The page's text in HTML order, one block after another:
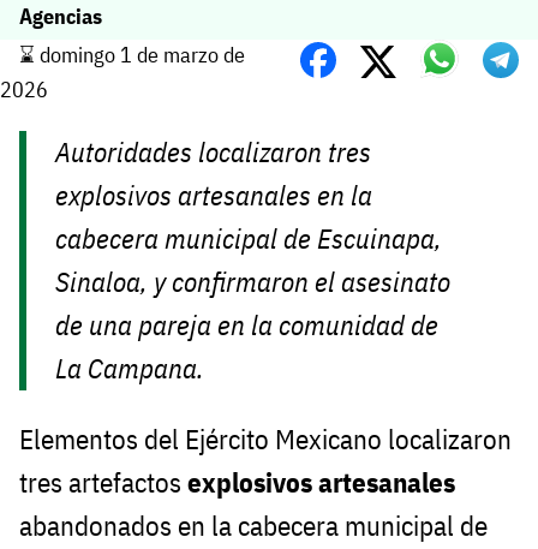
Agencias
⌛️ domingo 1 de marzo de
2026
Autoridades localizaron tres
explosivos artesanales en la
cabecera municipal de Escuinapa,
Sinaloa, y confirmaron el asesinato
de una pareja en la comunidad de
La Campana.
Elementos del Ejército Mexicano localizaron
tres artefactos explosivos artesanales
abandonados en la cabecera municipal de